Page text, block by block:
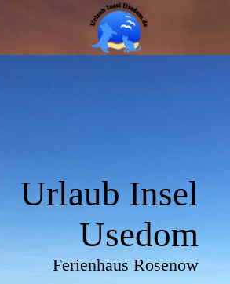
Urlaub Insel
Usedom
Ferienhaus Rosenow